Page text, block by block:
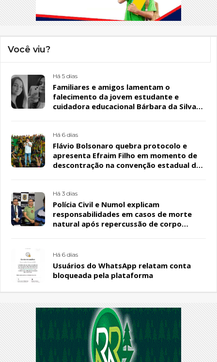
Você viu?
Há 5 dias
Familiares e amigos lamentam o
falecimento da jovem estudante e
cuidadora educacional Bárbara da Silva
Há 6 dias
Flávio Bolsonaro quebra protocolo e
apresenta Efraim Filho em momento de
descontração na convenção estadual do
Há 3 dias
Polícia Civil e Numol explicam
responsabilidades em casos de morte
natural após repercussão de corpo
Há 6 dias
Usuários do WhatsApp relatam conta
bloqueada pela plataforma